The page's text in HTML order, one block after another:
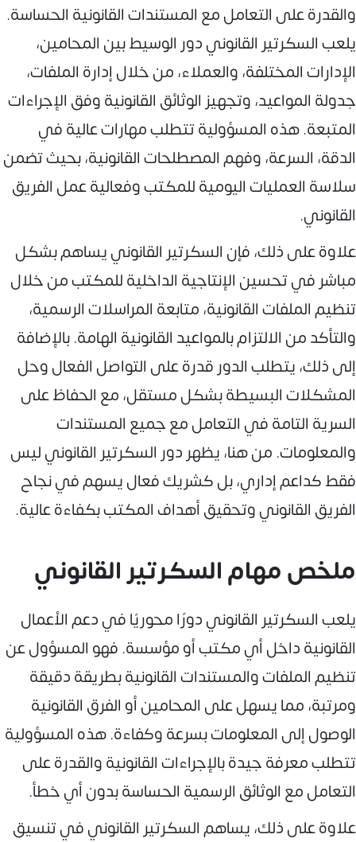
والقدرة على التعامل مع المستندات القانونية الحساسة.
يلعب السكرتير القانوني دور الوسيط بين المحامين،
الإدارات المختلفة، والعملاء، من خلال إدارة الملفات،
جدولة المواعيد، وتجهيز الوثائق القانونية وفق الإجراءات
المتبعة. هذه المسؤولية تتطلب مهارات عالية في
الدقة، السرعة، وفهم المصطلحات القانونية، بحيث تضمن
سلاسة العمليات اليومية للمكتب وفعالية عمل الفريق
القانوني.
علاوة على ذلك، فإن السكرتير القانوني يساهم بشكل
مباشر في تحسين الإنتاجية الداخلية للمكتب من خلال
تنظيم الملفات القانونية، متابعة المراسلات الرسمية،
والتأكد من الالتزام بالمواعيد القانونية الهامة. بالإضافة
إلى ذلك، يتطلب الدور قدرة على التواصل الفعال وحل
المشكلات البسيطة بشكل مستقل، مع الحفاظ على
السرية التامة في التعامل مع جميع المستندات
والمعلومات. من هنا، يظهر دور السكرتير القانوني ليس
فقط كداعم إداري، بل كشريك فعال يسهم في نجاح
الفريق القانوني وتحقيق أهداف المكتب بكفاءة عالية.
ملخص مهام السكرتير القانوني
يلعب السكرتير القانوني دورًا محوريًا في دعم الأعمال
القانونية داخل أي مكتب أو مؤسسة. فهو المسؤول عن
تنظيم الملفات والمستندات القانونية بطريقة دقيقة
ومرتبة، مما يسهل على المحامين أو الفرق القانونية
الوصول إلى المعلومات بسرعة وكفاءة. هذه المسؤولية
تتطلب معرفة جيدة بالإجراءات القانونية والقدرة على
التعامل مع الوثائق الرسمية الحساسة بدون أي خطأ.
علاوة على ذلك، يساهم السكرتير القانوني في تنسيق